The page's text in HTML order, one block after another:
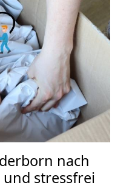
nach
und stressfrei